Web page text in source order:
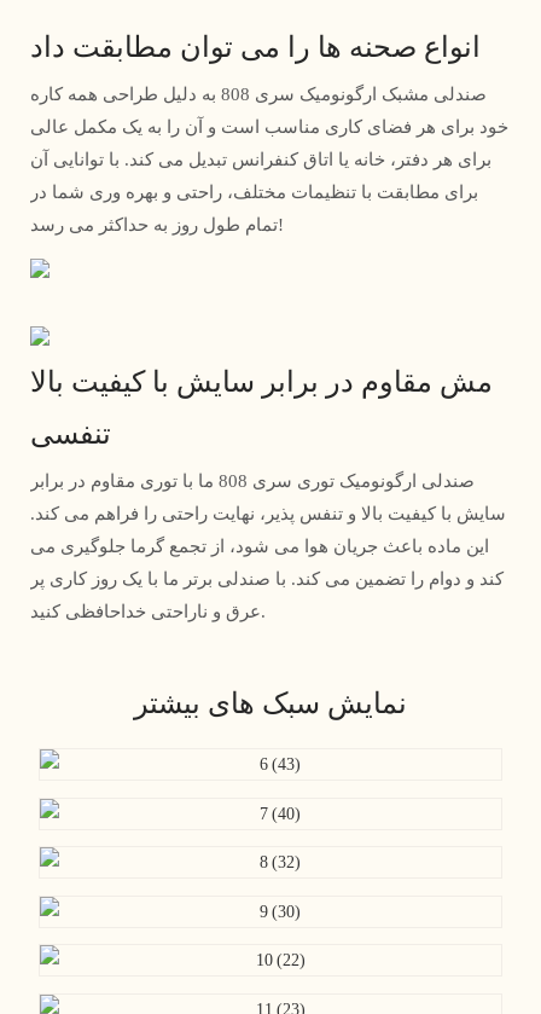
انواع صحنه ها را می توان مطابقت داد
صندلی مشبک ارگونومیک سری 808 به دلیل طراحی همه کاره
خود برای هر فضای کاری مناسب است و آن را به یک مکمل عالی
برای هر دفتر، خانه یا اتاق کنفرانس تبدیل می کند. با توانایی آن
برای مطابقت با تنظیمات مختلف، راحتی و بهره وری شما در
تمام طول روز به حداکثر می رسد!
مش مقاوم در برابر سایش با کیفیت بالا
تنفسی
صندلی ارگونومیک توری سری 808 ما با توری مقاوم در برابر
سایش با کیفیت بالا و تنفس پذیر، نهایت راحتی را فراهم می کند.
این ماده باعث جریان هوا می شود، از تجمع گرما جلوگیری می
کند و دوام را تضمین می کند. با صندلی برتر ما با یک روز کاری پر
عرق و ناراحتی خداحافظی کنید.
نمایش سبک های بیشتر